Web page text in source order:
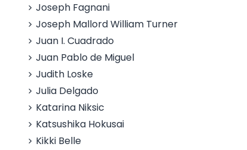
Joseph Fagnani
Joseph Mallord William Turner
Juan I. Cuadrado
Juan Pablo de Miguel
Judith Loske
Julia Delgado
Katarina Niksic
Katsushika Hokusai
Kikki Belle